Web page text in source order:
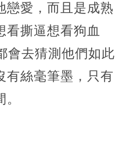
戀愛，而且是成熟
看撕逼想看狗血
會去猜測他們如此
有絲毫筆墨，只有